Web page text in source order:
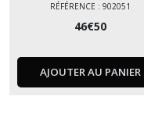
RÉFÉRENCE : 902051
46€50
AJOUTER AU PANIER